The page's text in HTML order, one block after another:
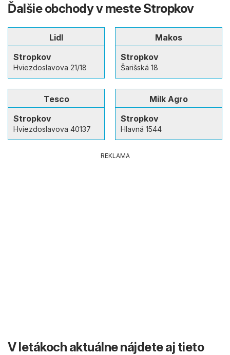
Ďalšie obchody v meste Stropkov
Lidl
Stropkov
Hviezdoslavova 21/18
Makos
Stropkov
Šarišská 18
Tesco
Stropkov
Hviezdoslavova 40137
Milk Agro
Stropkov
Hlavná 1544
REKLAMA
V letákoch aktuálne nájdete aj tieto